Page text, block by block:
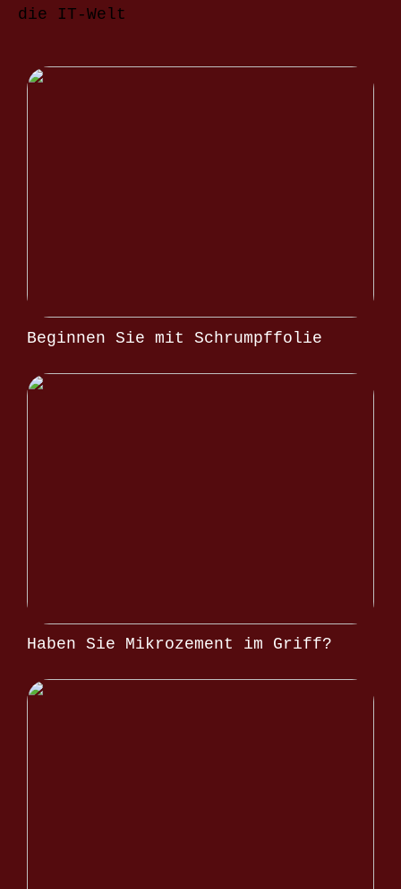
die IT-Welt
Beginnen Sie mit Schrumpffolie
Haben Sie Mikrozement im Griff?